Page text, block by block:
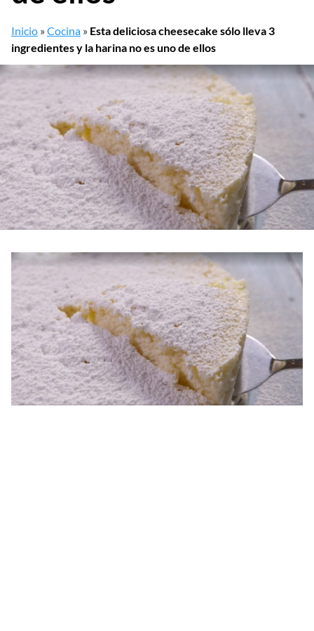
Inicio »Cocina » Esta deliciosa cheesecake sólo lleva 3
ingredientes y la harina no es uno de ellos